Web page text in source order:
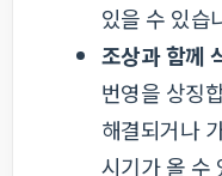
있을 수 있습
조상과 함께
번영을 상징
해결되거나
시기가 올 수